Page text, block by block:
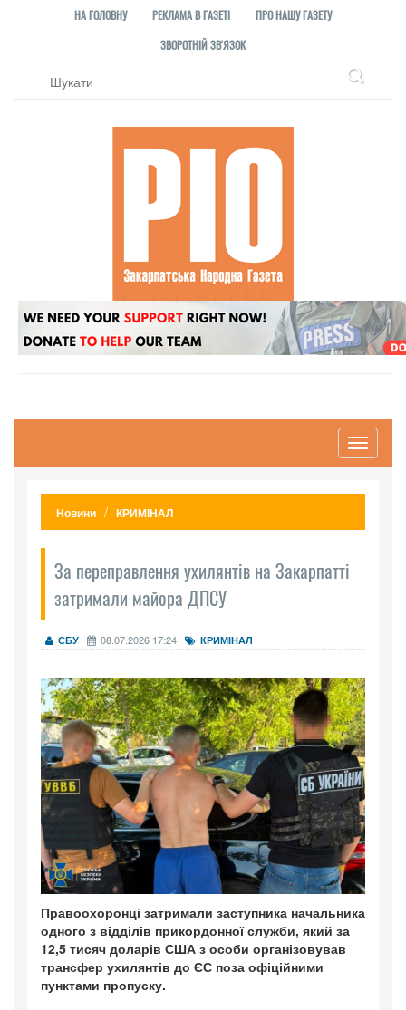
НА ГОЛОВНУ РЕКЛАМА В ГАЗЕТІ
ПРО НАШУ ГАЗЕТУ
ЗВОРОТНІЙ ЗВ'ЯЗОК
Toggle
Новини КРИМІНАЛ
За переправлення ухилянтів на Закарпатті
затримали майора ДПСУ
СБУ 08.07.2026 17:24 КРИМІНАЛ
Правоохоронці затримали заступника начальника
одного з відділів прикордонної служби, який за
12,5 тисяч доларів США з особи організовував
трансфер ухилянтів до ЄС поза офіційними
пунктами пропуску.